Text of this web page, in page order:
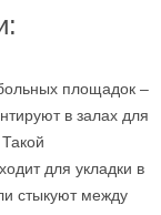
площадок –
в залах для
для укладки в
стыкуют между